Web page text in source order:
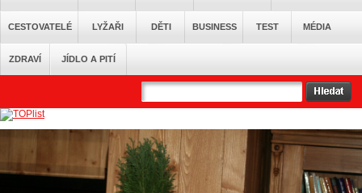
CESTOVATELÉ LYŽAŘI DĚTI BUSINESS TEST MÉDIA
ZDRAVÍ JÍDLO A PITÍ